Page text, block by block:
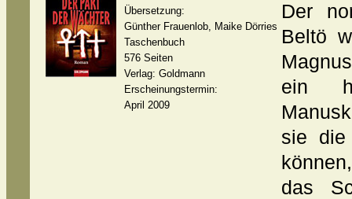
Übersetzung:
Günther Frauenlob, Maike Dörries
Taschenbuch
576 Seiten
Verlag: Goldmann
Erscheinungstermin:
April 2009
Der
Beltö
ein
sie die
das